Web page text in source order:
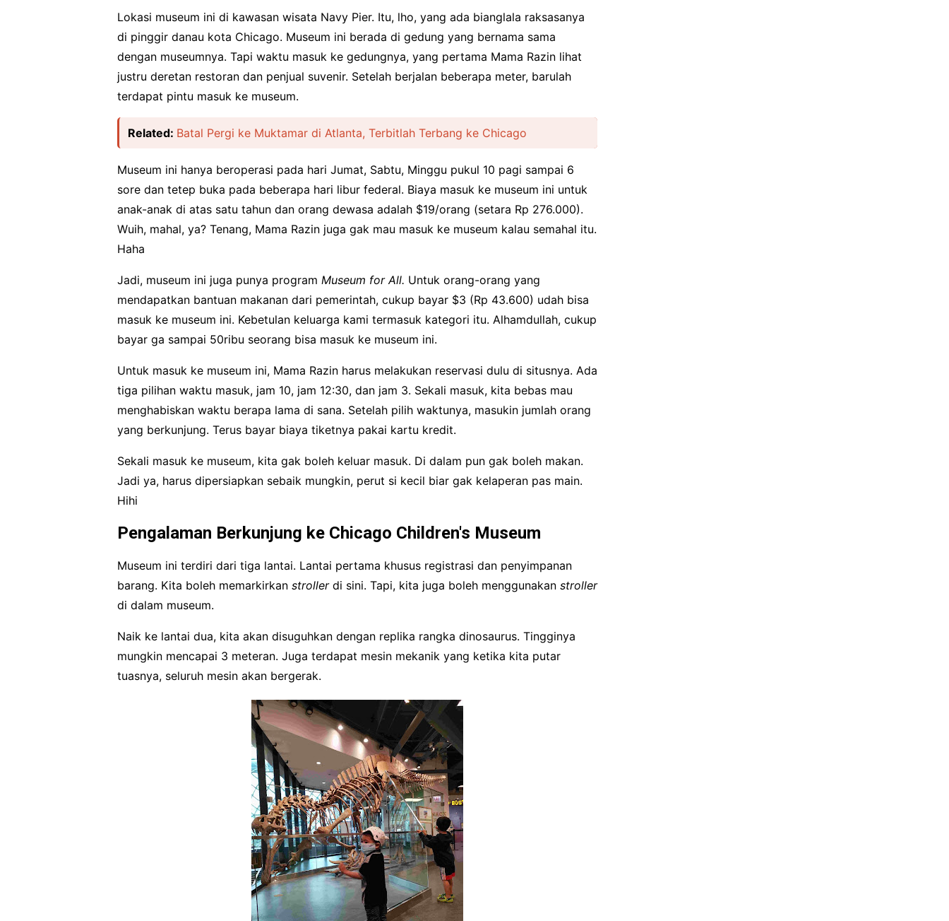
Lokasi museum ini di kawasan wisata Navy Pier. Itu, lho, yang ada bianglala raksasanya
di pinggir danau kota Chicago. Museum ini berada di gedung yang bernama sama
dengan museumnya. Tapi waktu masuk ke gedungnya, yang pertama Mama Razin lihat
justru deretan restoran dan penjual suvenir. Setelah berjalan beberapa meter, barulah
terdapat pintu masuk ke museum.
Related: Batal Pergi ke Muktamar di Atlanta, Terbitlah Terbang ke Chicago
Museum ini hanya beroperasi pada hari Jumat, Sabtu, Minggu pukul 10 pagi sampai 6
sore dan tetep buka pada beberapa hari libur federal. Biaya masuk ke museum ini untuk
anak-anak di atas satu tahun dan orang dewasa adalah $19/orang (setara Rp 276.000).
Wuih, mahal, ya? Tenang, Mama Razin juga gak mau masuk ke museum kalau semahal itu.
Haha
Jadi, museum ini juga punya program Museum for All. Untuk orang-orang yang
mendapatkan bantuan makanan dari pemerintah, cukup bayar $3 (Rp 43.600) udah bisa
masuk ke museum ini. Kebetulan keluarga kami termasuk kategori itu. Alhamdullah, cukup
bayar ga sampai 50ribu seorang bisa masuk ke museum ini.
Untuk masuk ke museum ini, Mama Razin harus melakukan reservasi dulu di situsnya. Ada
tiga pilihan waktu masuk, jam 10, jam 12:30, dan jam 3. Sekali masuk, kita bebas mau
menghabiskan waktu berapa lama di sana. Setelah pilih waktunya, masukin jumlah orang
yang berkunjung. Terus bayar biaya tiketnya pakai kartu kredit.
Sekali masuk ke museum, kita gak boleh keluar masuk. Di dalam pun gak boleh makan.
Jadi ya, harus dipersiapkan sebaik mungkin, perut si kecil biar gak kelaperan pas main.
Hihi
Pengalaman Berkunjung ke Chicago Children's Museum
Museum ini terdiri dari tiga lantai. Lantai pertama khusus registrasi dan penyimpanan
barang. Kita boleh memarkirkan strollerdi sini. Tapi, kita juga boleh menggunakan stroller
di dalam museum.
Naik ke lantai dua, kita akan disuguhkan dengan replika rangka dinosaurus. Tingginya
mungkin mencapai 3 meteran. Juga terdapat mesin mekanik yang ketika kita putar
tuasnya, seluruh mesin akan bergerak.